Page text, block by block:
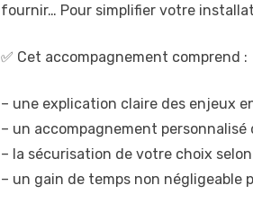
fournir… Pour simplifier votre
✅ Cet accompagnement comprend :
– une explication claire des enjeux
– un accompagnement
– la sécurisation de votre choix
– un gain de temps non négligeable